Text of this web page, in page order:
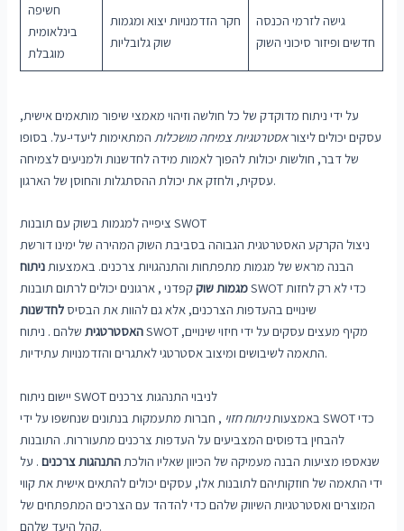
חשיפה
בינלאומית
מוגבלת
חקר הזדמנויות יצוא ומגמות
שוק גלובליות
גישה לזרמי הכנסה
חדשים ופיזור סיכוני השוק
על ידי ניתוח מדוקדק של כל חולשה וזיהוי מאמצי שיפור מותאמים אישית,
עסקים יכולים ליצוראסטרטגיות צמיחה מושכלותהמתאימות ליעדי-על. בסופו
של דבר, חולשות יכולות להפוך לאמות מידה לחדשנות ולמניעים לצמיחה
עסקית, ולחזק את יכולת ההסתגלות והחוסן של הארגון.
ציפייה למגמות בשוק עם תובנות SWOT
ניצול הקרקע האסטרטגית הגבוהה בסביבת השוק המהירה של ימינו דורשת
הבנה מראש של מגמות מתפתחות והתנהגויות צרכנים. באמצעותניתוח
מגמות שוקקפדני , ארגונים יכולים לרתום תובנות SWOT כדי לא רק לחזות
שינויים בהעדפות הצרכנים, אלא גם להוות את הבסיס לחדשנות
האסטרטגיתשלהם . ניתוח SWOT מקיף מעצים עסקים על ידי חיזוי שינויים,
התאמה לשיבושים ומיצוב אסטרטגי לאתגרים והזדמנויות עתידיות.
יישום ניתוח SWOT לניבוי התנהגות צרכנים
באמצעותניתוח חזוי , חברות מתעמקות בנתונים שנחשפו על ידי SWOT כדי
להבחין בדפוסים המצביעים על העדפות צרכנים מתעוררות. התובנות
שנאספו מציעות הבנה מעמיקה של הכיוון שאליו הולכת התנהגות צרכנים. על
ידי התאמה של חוזקותיהם לתובנות אלו, עסקים יכולים להתאים אישית את קווי
המוצרים ואסטרטגיות השיווק שלהם כדי להדהד עם הצרכים המתפתחים של
קהל היעד שלהם.